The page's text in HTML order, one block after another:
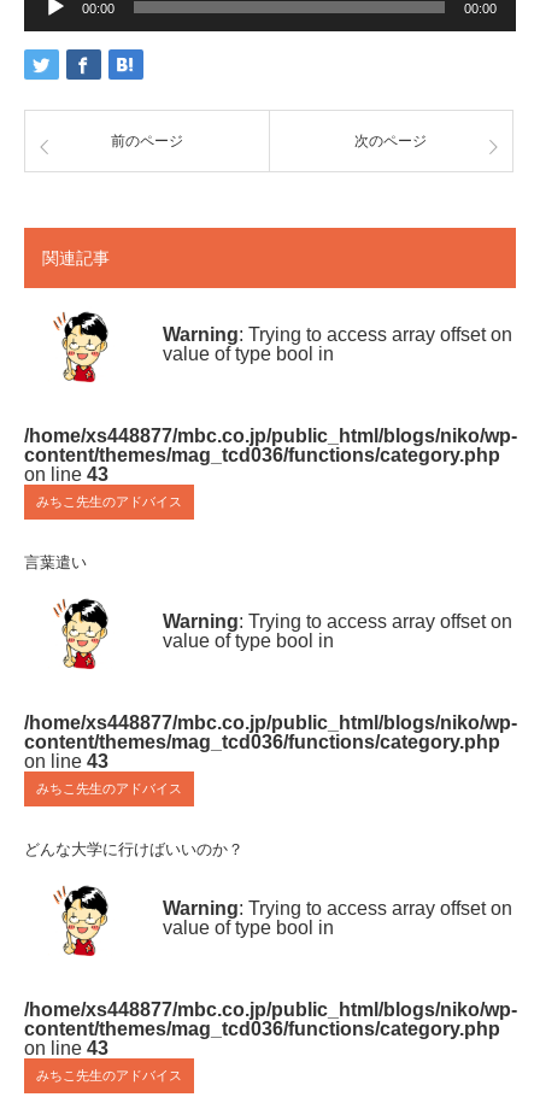
ー
ヤ
00:00 00:00
前のページ 次のページ
関連記事
Warning: Trying to access array offset on
value of type bool in
/home/xs448877/mbc.co.jp/public_html/blogs/niko/wp-
content/themes/mag_tcd036/functions/category.php
on line 43
みちこ先生のアドバイス
言葉遣い
Warning: Trying to access array offset on
value of type bool in
/home/xs448877/mbc.co.jp/public_html/blogs/niko/wp-
content/themes/mag_tcd036/functions/category.php
on line 43
みちこ先生のアドバイス
どんな大学に行けばいいのか？
Warning: Trying to access array offset on
value of type bool in
/home/xs448877/mbc.co.jp/public_html/blogs/niko/wp-
content/themes/mag_tcd036/functions/category.php
on line 43
みちこ先生のアドバイス